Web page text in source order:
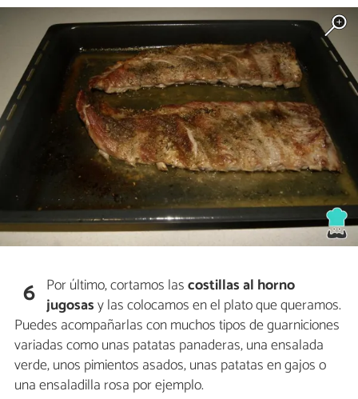
6 Por último, cortamos lascostillas al horno
jugosasy las colocamos en el plato que queramos.
Puedes acompañarlas con muchos tipos de guarniciones
variadas como unas patatas panaderas, una ensalada
verde, unos pimientos asados, unas patatas en gajos o
una ensaladilla rosa por ejemplo.